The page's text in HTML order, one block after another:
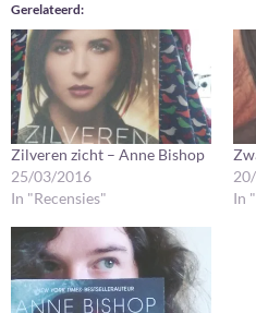
Gerelateerd
Zilveren zicht – Anne Bishop
25/03/2016
In "Recensies"
In